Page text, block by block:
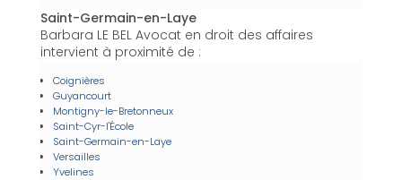
Saint-Germain-en-Laye
Barbara LE BEL Avocat en droit des affaires
intervient à proximité de :
Coignières
Guyancourt
Montigny-le-Bretonneux
Saint-Cyr-l'École
Saint-Germain-en-Laye
Versailles
Yvelines